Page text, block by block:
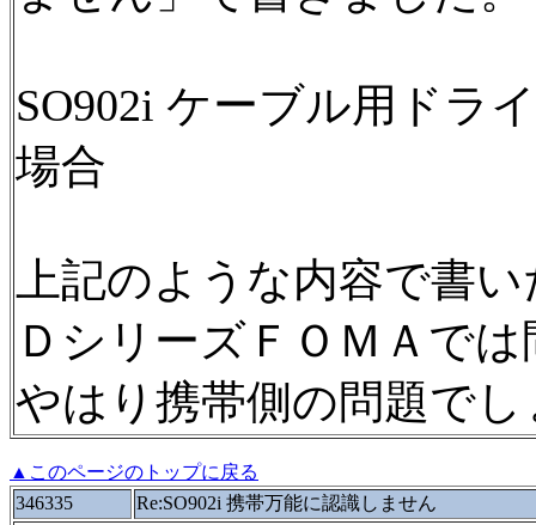
SO902i ケーブル用ドラ
場合
上記のような内容で書
ＤシリーズＦＯＭＡで
やはり携帯側の問題で
▲このページのトップに戻る
346335
Re:SO902i 携帯万能に認識しません